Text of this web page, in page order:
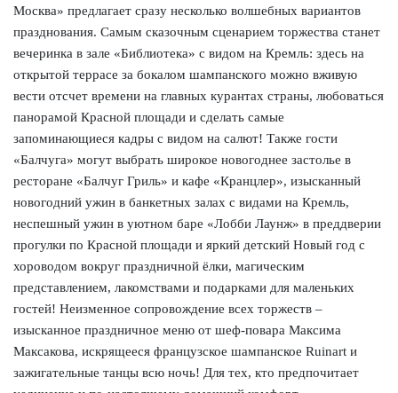
Москва» предлагает сразу несколько волшебных вариантов
празднования. Самым сказочным сценарием торжества станет
вечеринка в зале «Библиотека» с видом на Кремль: здесь на
открытой террасе за бокалом шампанского можно вживую
вести отсчет времени на главных курантах страны, любоваться
панорамой Красной площади и сделать самые
запоминающиеся кадры с видом на салют! Также гости
«Балчуга» могут выбрать широкое новогоднее застолье в
ресторане «Балчуг Гриль» и кафе «Кранцлер», изысканный
новогодний ужин в банкетных залах с видами на Кремль,
неспешный ужин в уютном баре «Лобби Лаунж» в преддверии
прогулки по Красной площади и яркий детский Новый год с
хороводом вокруг праздничной ёлки, магическим
представлением, лакомствами и подарками для маленьких
гостей! Неизменное сопровождение всех торжеств –
изысканное праздничное меню от шеф-повара Максима
Максакова, искрящееся французское шампанское Ruinart и
зажигательные танцы всю ночь! Для тех, кто предпочитает